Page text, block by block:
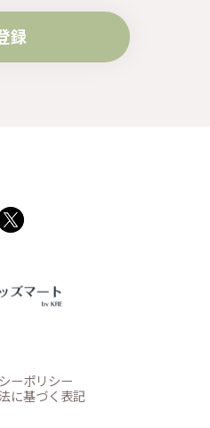
録
ーポリシー
に基づく表記